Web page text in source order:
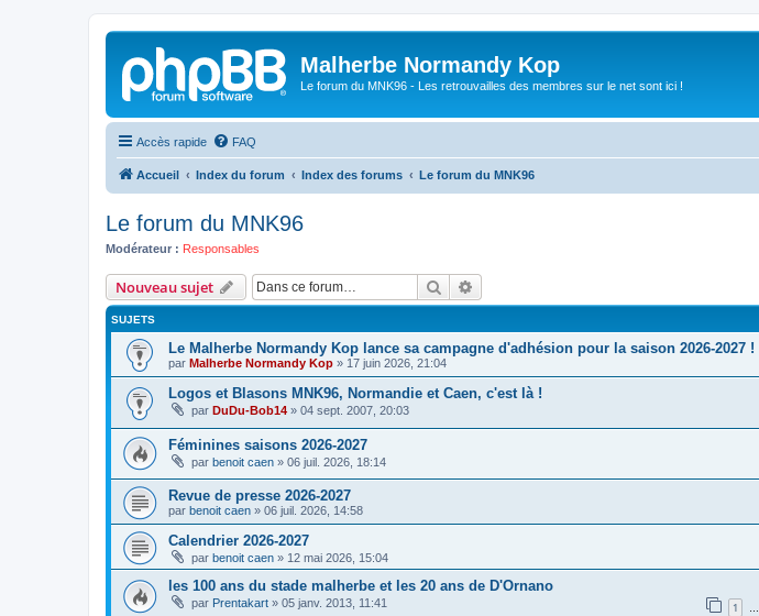
Malherbe Normandy Kop
Le forum du MNK96 - Les retrouvailles des membres sur le net sont ici !
Accès rapide FAQ
Accueil Index du forum Index des forums Le forum du MNK96
Le forum du MNK96
Modérateur : Responsables
Nouveau sujet Rechercher
SUJETS
Le Malherbe Normandy Kop lance sa campagne d'adhésion pour la saison 2026-2027 !
par Malherbe Normandy Kop » 17 juin 2026, 21:04
Logos et Blasons MNK96, Normandie et Caen, c'est là !
par DuDu-Bob14 » 04 sept. 2007, 20:03
Féminines saisons 2026-2027
par benoit caen » 06 juil. 2026, 18:14
Revue de presse 2026-2027
par benoit caen » 06 juil. 2026, 14:58
Calendrier 2026-2027
par benoit caen » 12 mai 2026, 15:04
les 100 ans du stade malherbe et les 20 ans de D'Ornano
par Prentakart » 05 janv. 2013, 11:41 1 …